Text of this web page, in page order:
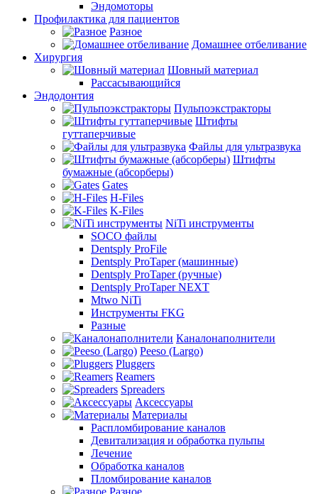
Эндомоторы
Профилактика для пациентов
Разное
Домашнее отбеливание
Хирургия
Шовный материал
Рассасывающийся
Эндодонтия
Пульпоэкстракторы
Штифты
гуттаперчивые
Файлы для ультразвука
Штифты
бумажные (абсорберы)
Gates
H-Files
K-Files
NiTi инструменты
SOCO файлы
Dentsply ProFile
Dentsply ProTaper (машинные)
Dentsply ProTaper (ручные)
Dentsply ProTaper NEXT
Mtwo NiTi
Инструменты FKG
Разные
Каналонаполнители
Peeso (Largo)
Pluggers
Reamers
Spreaders
Аксессуары
Материалы
Распломбирование каналов
Девитализация и обработка пульпы
Лечение
Обработка каналов
Пломбирование каналов
Разное